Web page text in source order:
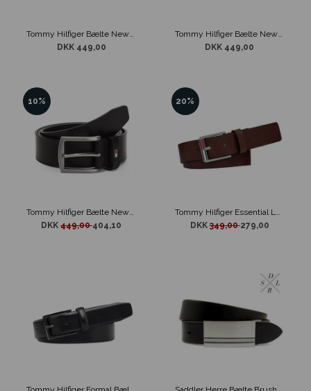
Tommy Hilfiger Bælte New Denton Dark Tan
DKK 449,00
Tommy Hilfiger Bælte New Denton Midnight Blue
DKK 449,00
10%
DKK449,00404,10
20%
DKK349,00279,00